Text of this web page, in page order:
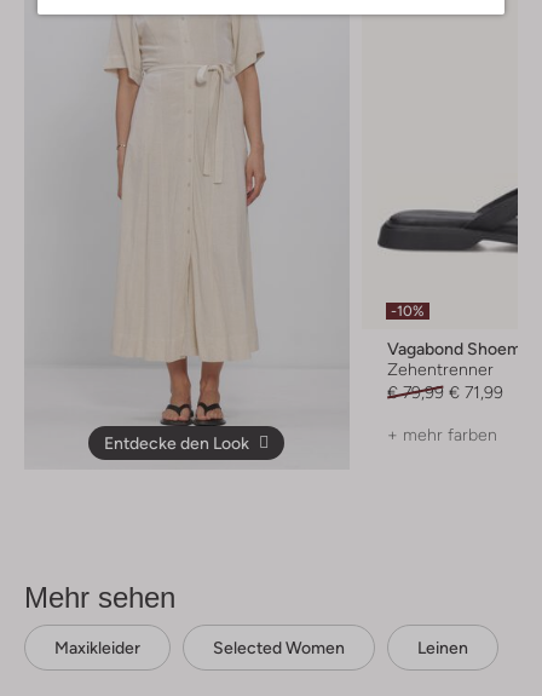
Entdecke den Look
-10%
Vagabond
Zehentrenner
€ 79,99 € 71,99
+ mehr farben
Mehr sehen
Maxikleider Selected Women Leinen